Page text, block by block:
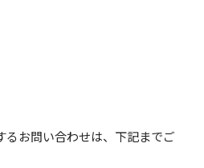
るお問い合わせは、下記までご